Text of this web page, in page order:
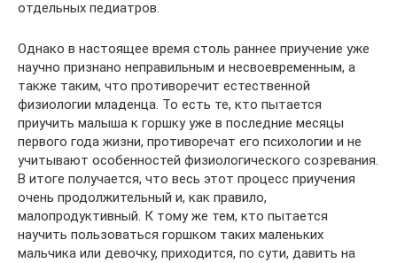
отдельных педиатров.
Однако в настоящее время столь раннее приучение уже
научно признано неправильным и несвоевременным, а
также таким, что противоречит естественной
физиологии младенца. То есть те, кто пытается
приучить малыша к горшку уже в последние месяцы
первого года жизни, противоречат его психологии и не
учитывают особенностей физиологического созревания.
В итоге получается, что весь этот процесс приучения
очень продолжительный и, как правило,
малопродуктивный. К тому же тем, кто пытается
научить пользоваться горшком таких маленьких
мальчика или девочку, приходится, по сути, давить на